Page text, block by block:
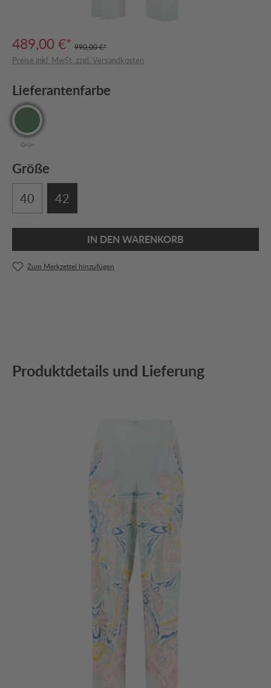
489,00 €* 990,00 €*
Preise inkl. MwSt. zzgl. Versandkosten
Lieferantenfarbe
Grün
Größe
40 42
IN DEN WARENKORB
Zum Merkzettel hinzufügen
Produktdetails und Lieferung